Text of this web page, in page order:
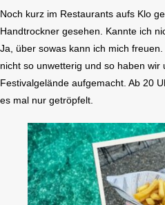
Noch kurz im Restaurants aufs Klo
Handtrockner gesehen. Kannte ich
Ja, über sowas kann ich mich
nicht so unwetterig und so haben wir
Festivalgelände aufgemacht. Ab 20
es mal nur getröpfelt.